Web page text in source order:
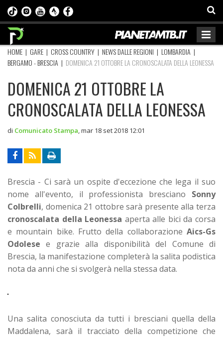
HOME | GARE | CROSS COUNTRY | NEWS DALLE REGIONI | LOMBARDIA |
BERGAMO - BRESCIA | DOMENICA 21 OTTOBRE LA CRONOSCALATA DELLA LEONESSA
DOMENICA 21 OTTOBRE LA
CRONOSCALATA DELLA LEONESSA
di Comunicato Stampa mar 18 set 2018 12:01
Brescia - Ci sarà un ospite d'eccezione che lega il suo
nome all'evento, il professionista bresciano Sonny
Colbrelli, domenica 21 ottobre sarà presente alla terza
cronoscalata della Leonessa aperta alle bici da corsa
e mountain bike. Frutto della collaborazione Aics-Gs
Odolese e grazie alla disponibilità del Comune di
Brescia, la manifestazione completerà la salita podistica
nota da anni che si svolgerà nella stessa data.
Una salita conosciuta da tutti i bresciani quella della
Maddalena, sarà il tracciato della competizione che